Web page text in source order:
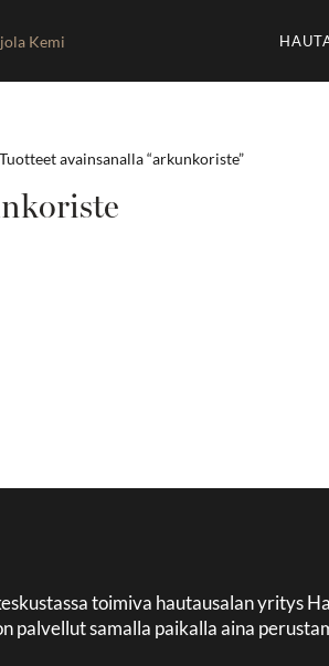
avainsanalla “arkunkoriste”
toimiva hautausalan yritys
palvellut samalla paikalla aina